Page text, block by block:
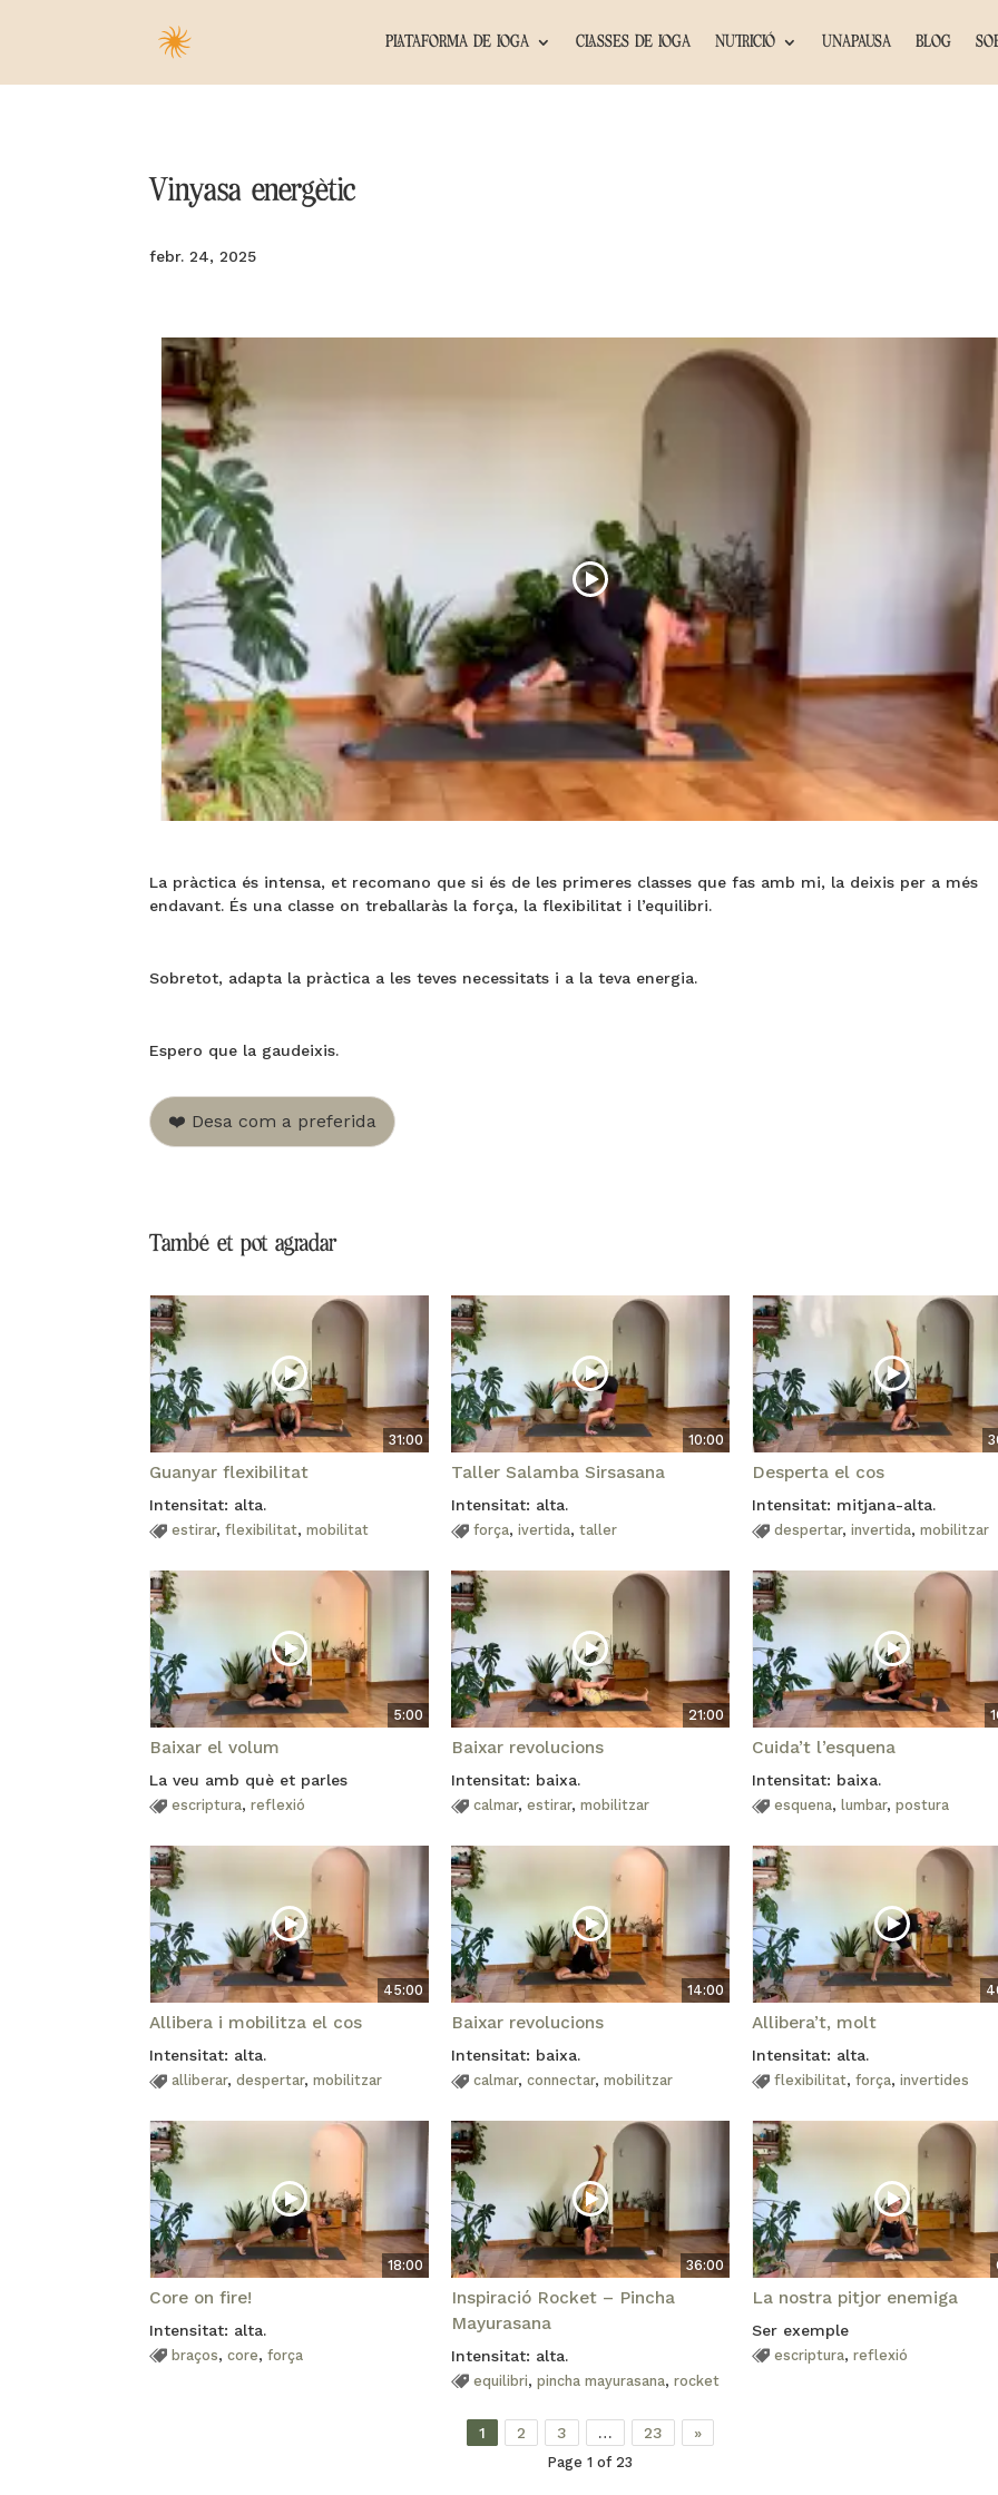
PLATAFORMA DE IOGA CLASSES DE IOGA NUTRICIÓ UNAPAUSA BLOG
Vinyasa energètic
febr. 24, 2025
La pràctica és intensa, et recomano que si és de les primeres classes que fas amb mi, la deixis per a més
endavant. És una classe on treballaràs la força, la flexibilitat i l’equilibri.
Sobretot, adapta la pràctica a les teves necessitats i a la teva energia.
Espero que la gaudeixis.
❤️ Desa com a preferida
També et pot agradar
31:00
Guanyar flexibilitat
Intensitat: alta.
estirar,flexibilitat,mobilitat
10:00
Taller Salamba Sirsasana
Intensitat: alta.
força, ivertida, taller
Desperta el cos
Intensitat: mitjana-alta.
despertar,invertida,mobilitzar
5:00
Baixar el volum
La veu amb què et parles
escriptura,reflexió
21:00
Baixar revolucions
Intensitat: baixa.
calmar, estirar, mobilitzar
Cuida’t l’esquena
Intensitat: baixa.
esquena, lumbar,postura
45:00
Allibera i mobilitza el cos
Intensitat: alta.
alliberar,despertar,mobilitzar
14:00
Baixar revolucions
Intensitat: baixa.
calmar, connectar, mobilitzar
Allibera’t, molt
Intensitat: alta.
flexibilitat,força,invertides
18:00
Core on fire!
Intensitat: alta.
braços,core,força
36:00
Inspiració Rocket – Pincha
Mayurasana
Intensitat: alta.
equilibri, pincha mayurasana, rocket
La nostra pitjor enemiga
Ser exemple
escriptura,reflexió
1 2 3 … 23 »
Page 1 of 23